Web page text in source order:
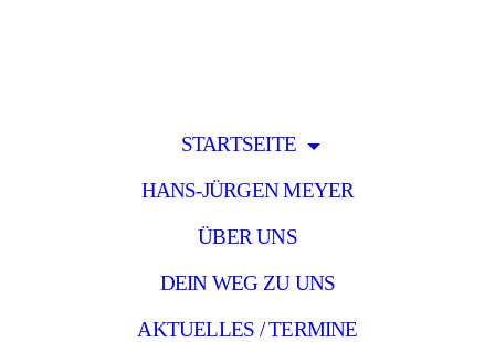
STARTSEITE
HANS-JÜRGEN MEYER
ÜBER UNS
DEIN WEG ZU UNS
AKTUELLES / TERMINE